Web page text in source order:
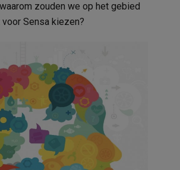
zouden we op het gebied
voor Sensa kiezen?